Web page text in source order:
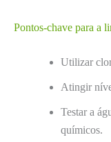
Pontos-chave para a
Utilizar
Atingir
Testar a
químicos.